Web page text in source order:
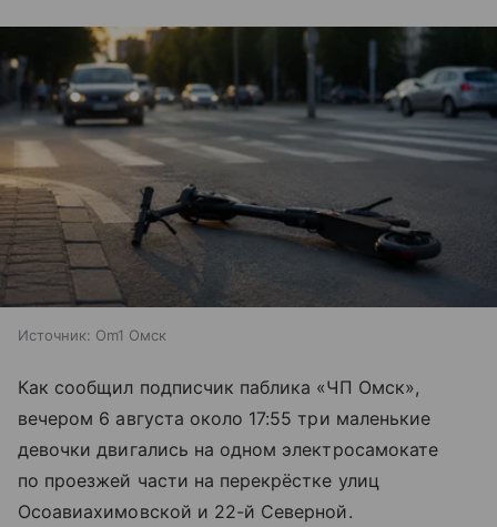
Источник: Om1 Омск
Как сообщил подписчик паблика «ЧП Омск»,
вечером 6 августа около 17:55 три маленькие
девочки двигались на одном электросамокате
по проезжей части на перекрёстке улиц
Осоавиахимовской и 22-й Северной.